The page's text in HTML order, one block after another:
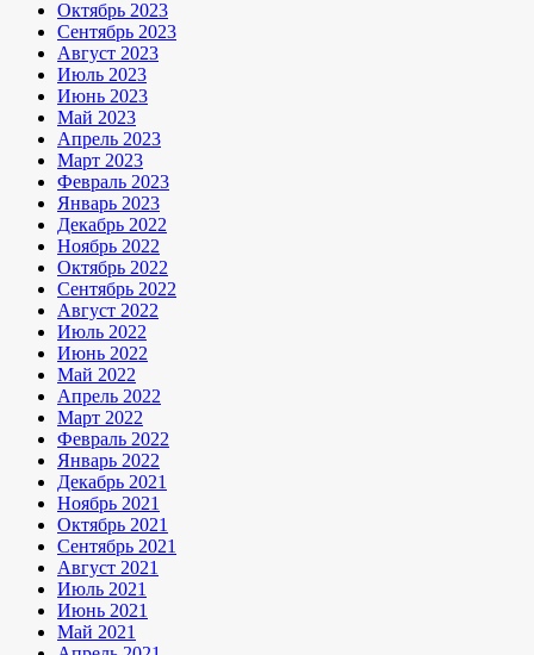
Октябрь 2023
Сентябрь 2023
Август 2023
Июль 2023
Июнь 2023
Май 2023
Апрель 2023
Март 2023
Февраль 2023
Январь 2023
Декабрь 2022
Ноябрь 2022
Октябрь 2022
Сентябрь 2022
Август 2022
Июль 2022
Июнь 2022
Май 2022
Апрель 2022
Март 2022
Февраль 2022
Январь 2022
Декабрь 2021
Ноябрь 2021
Октябрь 2021
Сентябрь 2021
Август 2021
Июль 2021
Июнь 2021
Май 2021